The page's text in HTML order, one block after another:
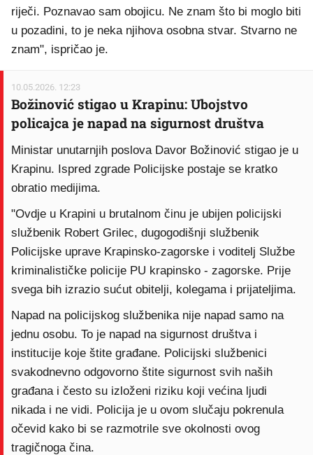
riječi. Poznavao sam obojicu. Ne znam što bi moglo biti
u pozadini, to je neka njihova osobna stvar. Stvarno ne
znam", ispričao je.
10.05.2026. 12:23
Božinović stigao u Krapinu: Ubojstvo
policajca je napad na sigurnost društva
Ministar unutarnjih poslova Davor Božinović stigao je u
Krapinu. Ispred zgrade Policijske postaje se kratko
obratio medijima.
"Ovdje u Krapini u brutalnom činu je ubijen policijski
službenik Robert Grilec, dugogodišnji službenik
Policijske uprave Krapinsko-zagorske i voditelj Službe
kriminalističke policije PU krapinsko - zagorske. Prije
svega bih izrazio sućut obitelji, kolegama i prijateljima.
Napad na policijskog službenika nije napad samo na
jednu osobu. To je napad na sigurnost društva i
institucije koje štite građane. Policijski službenici
svakodnevno odgovorno štite sigurnost svih naših
građana i često su izloženi riziku koji većina ljudi
nikada i ne vidi. Policija je u ovom slučaju pokrenula
očevid kako bi se razmotrile sve okolnosti ovog
tragičnoga čina.